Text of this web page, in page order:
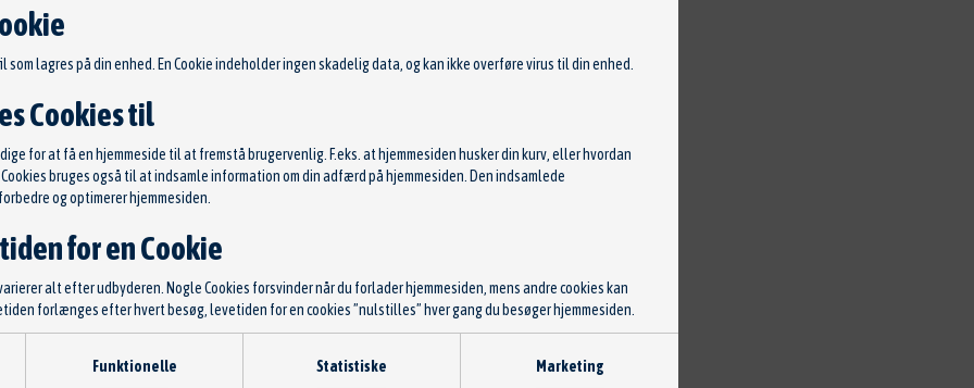
udstødningsrør
20691-30P0A
kr.
TILFØJ TIL KURV
som lagres på din enhed. En Cookie indeholder ingen skadelig data, og kan ikke overføre virus til din enhed.
Cookies til
for at få en hjemmeside til at fremstå brugervenlig. F.eks. at hjemmesiden husker din kurv, eller hvordan
bruges også til at indsamle information om din adfærd på hjemmesiden. Den indsamlede
og optimerer hjemmesiden.
for en Cookie
alt efter udbyderen. Nogle Cookies forsvinder når du forlader hjemmesiden, mens andre cookies kan
forlænges efter hvert besøg, levetiden for en cookies ”nulstilles” hver gang du besøger hjemmesiden.
slette Cookies:
Funktionelle Statistiske Marketing